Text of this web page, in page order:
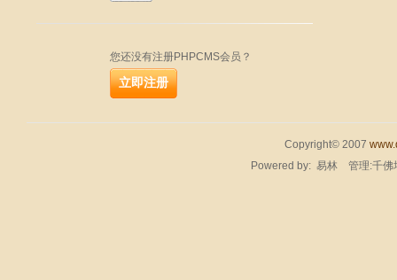
您还没有注册PHPCMS会员？
Copyright© 2007
Powered by: 易林 管理:千佛